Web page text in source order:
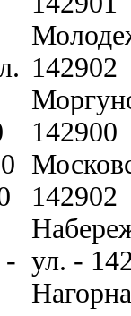
-
142902
142900
142902
ул. -